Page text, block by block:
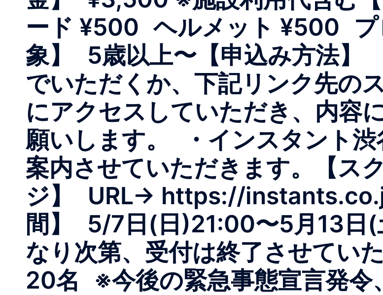
ード ¥500 ヘルメット ¥500 プ
象】 5歳以上〜【申込み方法】
でいただくか、下記リンク先の
にアクセスしていただき、内容
願いします。 ・インスタント
案内させていただきます。【ス
ジ】 URL→ https://
間】 5/7日(日)21:00〜5月13日
なり次第、受付は終了させてい
20名 ※今後の緊急事態宣言発令